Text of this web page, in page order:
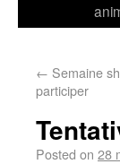
← Semaine
participer
Posted on 28